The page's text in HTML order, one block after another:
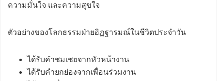
ความมั่นใจ และความสุขใจ
ตัวอย่างของโลกธรรมฝ่ายอิฏฐารมณ์ในชีวิตประจำวัน
ได้รับคำชมเชยจากหัวหน้างาน
ได้รับคำยกย่องจากเพื่อนร่วมงาน